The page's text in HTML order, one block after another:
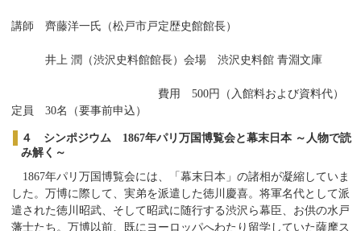
講師 齊藤洋一氏（松戸市戸定歴史館館長）
井上 潤（渋沢史料館館長） 会場 渋沢史料館 青淵文庫
定員 30名 （要事前申込 ）
費用 500円（入館料および資料代）
４ シンポジウム 1867年パリ万国博覧会と幕末日本 ～人物で読
み解く～
1867年パリ万国博覧会には、「幕末日本」の諸相が凝縮していま
した。万博に際して、実弟を派遣した徳川慶喜。将軍名代として派
遣された徳川昭武、そして昭武に随行する渋沢ら幕臣、お供の水戸
藩士たち。万博以前、既にヨーロッパへわたり留学していた薩摩ス